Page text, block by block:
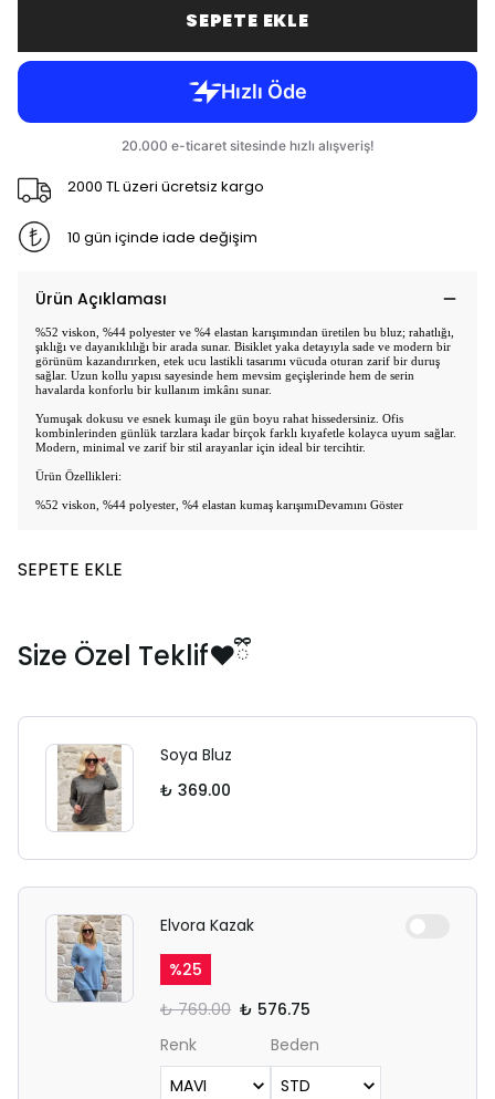
SEPETE EKLE
2000 TL üzeri ücretsiz kargo
10 gün içinde iade değişim
Ürün Açıklaması
%52 viskon, %44 polyester ve %4 elastan karışımından üretilen bu bluz; rahatlığı,
şıklığı ve dayanıklılığı bir arada sunar. Bisiklet yaka detayıyla sade ve modern bir
görünüm kazandırırken, etek ucu lastikli tasarımı vücuda oturan zarif bir duruş
sağlar. Uzun kollu yapısı sayesinde hem mevsim geçişlerinde hem de serin
havalarda konforlu bir kullanım imkânı sunar.
Yumuşak dokusu ve esnek kumaşı ile gün boyu rahat hissedersiniz. Ofis
kombinlerinden günlük tarzlara kadar birçok farklı kıyafetle kolayca uyum sağlar.
Modern, minimal ve zarif bir stil arayanlar için ideal bir tercihtir.
Ürün Özellikleri:
%52 viskon, %44 polyester, %4 elastan kumaş karışımıDevamını Göster
SEPETE EKLE
Size Özel Teklif❤️ྀི
Soya Bluz
₺ 369.00
Elvora Kazak
%25
₺ 769.00 ₺ 576.75
Renk
Beden